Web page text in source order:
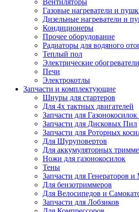
Вентиляторы
Газовые нагреватели и
Дизельные нагреватели и
Кондиционеры
Прочее оборудование
Радиаторы для водяного
Теплый пол
Электрические обогреватели
Печи
Электрокотлы
Запчасти и комплектующие
Шнуры для стартеров
Для 4х тактных двигателей
Запчасти для
Запчасти для Дисковых Пил
Запчасти для Роторных
Для Шуруповертов
Для аккумуляторных
Ножи для газонокосилок
Тены
Запчасти для Генераторов
Для бензотриммеров
Для Велосипедов и
Запчасти для Лобзиков